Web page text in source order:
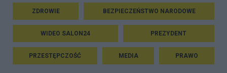
ZDROWIE BEZPIECZEŃSTWO NARODOWE
WIDEO SALON24 PREZYDENT
PRZESTĘPCZOŚĆ MEDIA PRAWO